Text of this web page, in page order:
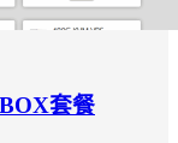
套餐